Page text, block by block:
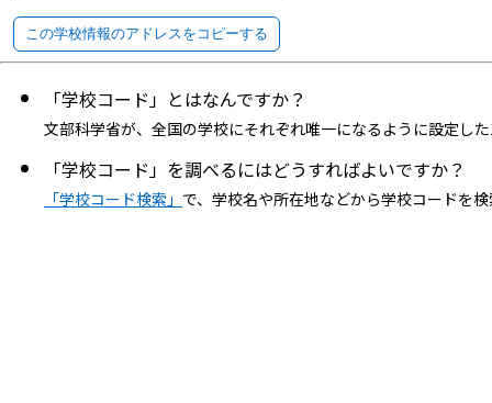
この学校情報のアドレスをコピーする
「学校コード」とはなんですか？
文部科学省が、全国の学校にそれぞれ唯一になるように設定し
「学校コード」を調べるにはどうすればよいですか？
「学校コード検索」 で、学校名や所在地などから学校コードを